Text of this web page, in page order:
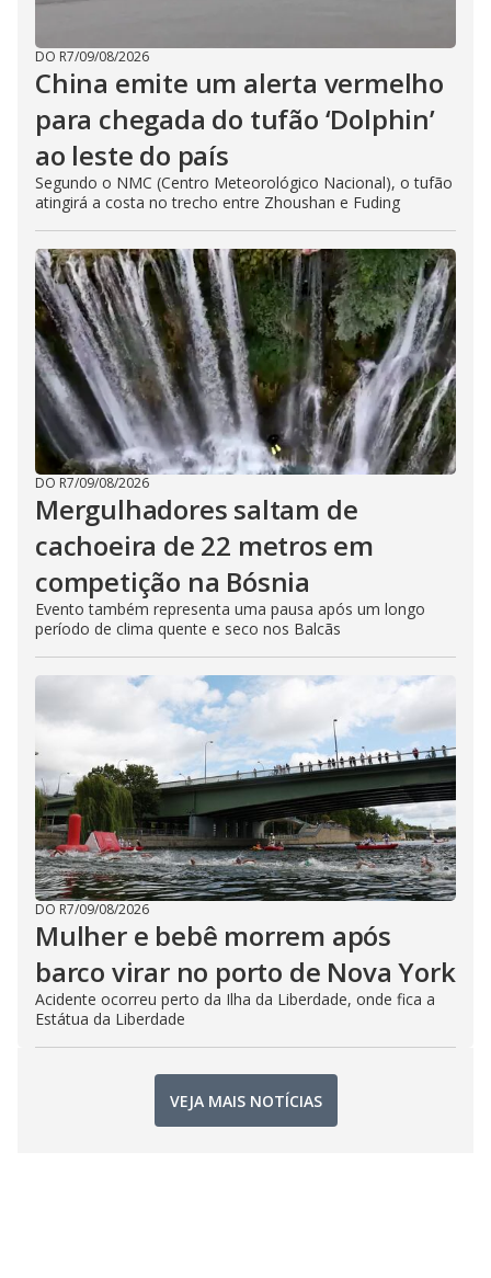
DO R7/09/08/2026
China emite um alerta vermelho
para chegada do tufão ‘Dolphin’
ao leste do país
Segundo o NMC (Centro Meteorológico Nacional), o tufão
atingirá a costa no trecho entre Zhoushan e Fuding
DO R7/09/08/2026
Mergulhadores ​​saltam de
cachoeira de 22 metros em
competição na Bósnia
Evento também representa uma pausa após um longo
período de clima quente e seco nos Balcãs
DO R7/09/08/2026
Mulher e bebê morrem após
barco virar no porto de Nova York
Acidente ocorreu perto da Ilha da Liberdade, onde fica a
Estátua da Liberdade
VEJA MAIS NOTÍCIAS